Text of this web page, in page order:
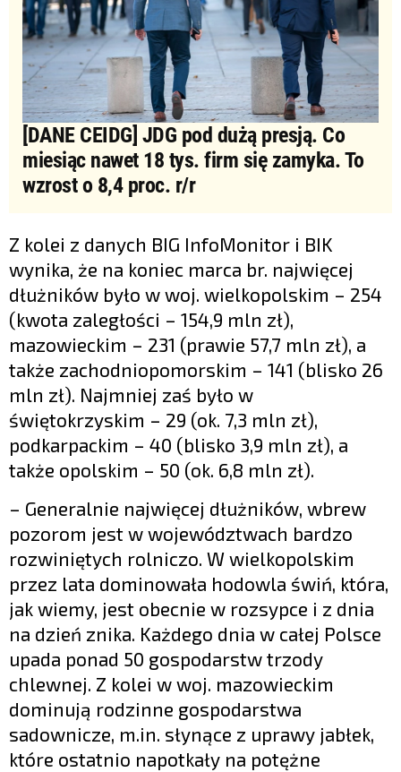
[DANE CEIDG] JDG pod dużą presją. Co
miesiąc nawet 18 tys. firm się zamyka. To
wzrost o 8,4 proc. r/r
Z kolei z danych BIG InfoMonitor i BIK
wynika, że na koniec marca br. najwięcej
dłużników było w woj. wielkopolskim – 254
(kwota zaległości – 154,9 mln zł),
mazowieckim – 231 (prawie 57,7 mln zł), a
także zachodniopomorskim – 141 (blisko 26
mln zł). Najmniej zaś było w
świętokrzyskim – 29 (ok. 7,3 mln zł),
podkarpackim – 40 (blisko 3,9 mln zł), a
także opolskim – 50 (ok. 6,8 mln zł).
– Generalnie najwięcej dłużników, wbrew
pozorom jest w województwach bardzo
rozwiniętych rolniczo. W wielkopolskim
przez lata dominowała hodowla świń, która,
jak wiemy, jest obecnie w rozsypce i z dnia
na dzień znika. Każdego dnia w całej Polsce
upada ponad 50 gospodarstw trzody
chlewnej. Z kolei w woj. mazowieckim
dominują rodzinne gospodarstwa
sadownicze, m.in. słynące z uprawy jabłek,
które ostatnio napotkały na potężne